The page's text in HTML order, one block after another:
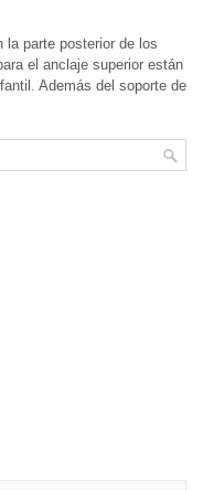
la parte posterior de los
el anclaje superior están
Además del soporte de